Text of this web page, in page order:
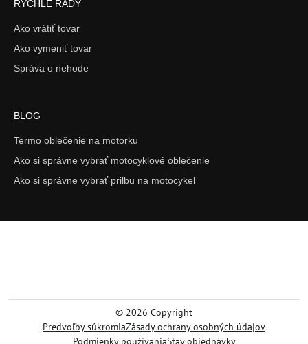
RÝCHLE RADY
Ako vrátiť tovar
Ako vymeniť tovar
Správa o nehode
BLOG
Termo oblečenie na motorku
Ako si správne vybrať motocyklové oblečenie
Ako si správne vybrať prilbu na motocykel
© 2026 Copyright
Predvoľby súkromiaZásady ochrany osobných údajov
Podmienky používaniaStav objednávky